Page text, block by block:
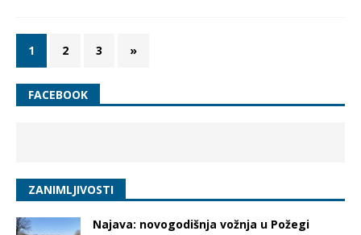
1 2 3 »
FACEBOOK
ZANIMLJIVOSTI
Najava: novogodišnja vožnja u Požegi